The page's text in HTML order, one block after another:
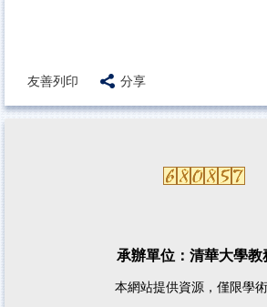
友善列印 分享
承辦單位：清華大學教
本網站提供資源，僅限學